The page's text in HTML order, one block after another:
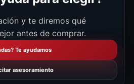
y te diremos qué
antes de comprar.
Te ayudamos
asesoramiento